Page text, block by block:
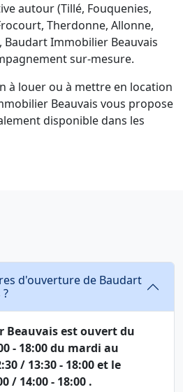
autour (Tillé, Fouquenies,
Therdonne, Allonne,
Baudart Immobilier Beauvais
sur-mesure.
à louer ou à mettre en location
Beauvais vous propose
disponible dans les
d'ouverture de Baudart
est ouvert du
- 18:00 du mardi au
/ 13:30 - 18:00 et le
/ 14:00 - 18:00 .